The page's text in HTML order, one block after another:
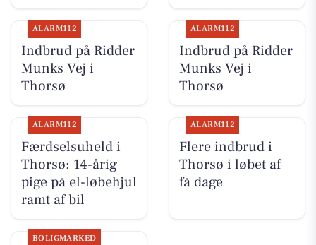
ALARM112
Indbrud på Ridder
Munks Vej i
Thorsø
ALARM112
Indbrud på Ridder
Munks Vej i
Thorsø
ALARM112
Færdselsuheld i
Thorsø: 14-årig
pige på el-løbehjul
ramt af bil
ALARM112
Flere indbrud i
Thorsø i løbet af
få dage
BOLIGMARKED